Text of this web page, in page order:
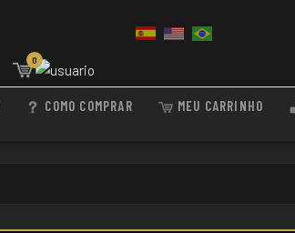
0
COMO COMPRAR MEU CARRINHO